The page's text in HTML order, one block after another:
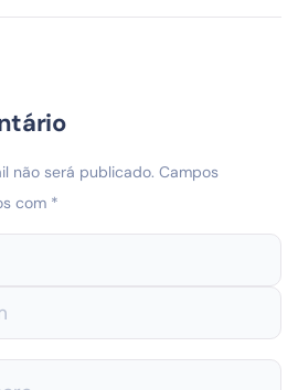
não será publicado. Campos
com *